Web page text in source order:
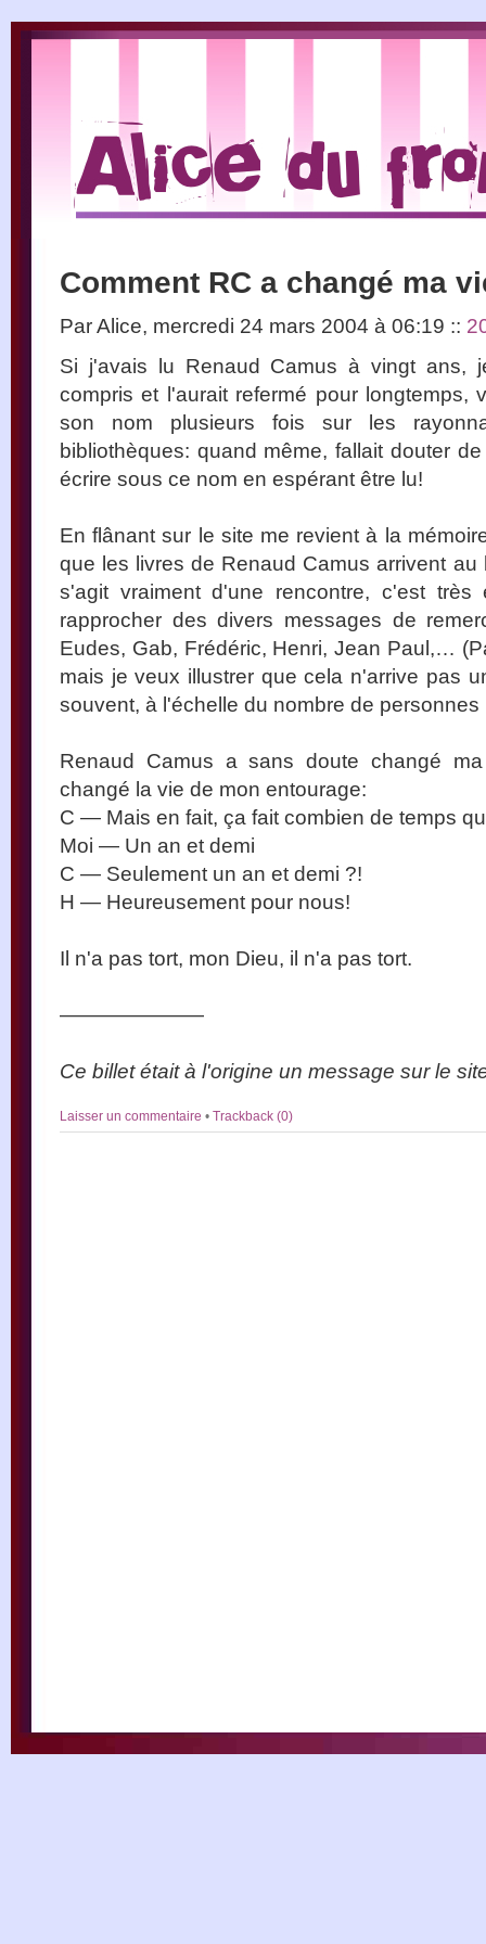
Comment RC a changé ma
Par Alice, mercredi 24 mars 2004 à 06:19 ::
Si j'avais lu Renaud Camus à vingt ans,
compris et l'aurait refermé pour longtemps,
son nom plusieurs fois sur les
bibliothèques: quand même, fallait douter
écrire sous ce nom en espérant être lu!
En flânant sur le site me revient à la
que les livres de Renaud Camus arrivent
s'agit vraiment d'une rencontre, c'est
rapprocher des divers messages de
Eudes, Gab, Frédéric, Henri, Jean Paul,…
mais je veux illustrer que cela n'arrive pas
souvent, à l'échelle du nombre de
Renaud Camus a sans doute changé
changé la vie de mon entourage:
C — Mais en fait, ça fait combien de temps
Moi — Un an et demi
C — Seulement un an et demi ?!
H — Heureusement pour nous!
Il n'a pas tort, mon Dieu, il n'a pas tort.
———————
Ce billet était à l'origine un message sur le
Laisser un commentaire • Trackback (0)